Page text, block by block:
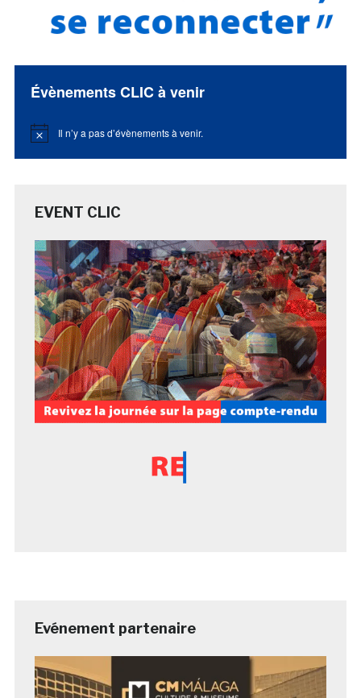
Évènements CLIC à venir
Notice Il n’y a pas d’évènements à venir.
EVENT CLIC
Evénement partenaire